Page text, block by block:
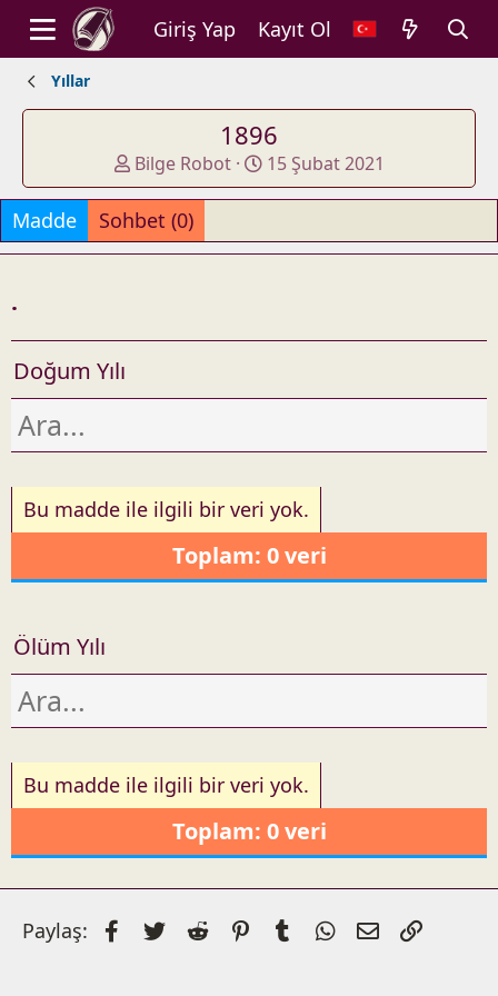
Giriş Yap Kayıt Ol
Yıllar
1896
A
d
d
e
d
Bilge Robot
O
l
ş
t
u
u
a
r
i
h
15 Şubat 2021
Madde Sohbet (0)
.
Doğum Yılı
Bu madde ile ilgili bir veri yok.
Toplam: 0 veri
Ölüm Yılı
Bu madde ile ilgili bir veri yok.
Toplam: 0 veri
Paylaş: FacebookTwitterReddit PinterestTumblrWhatsApp
E-posta